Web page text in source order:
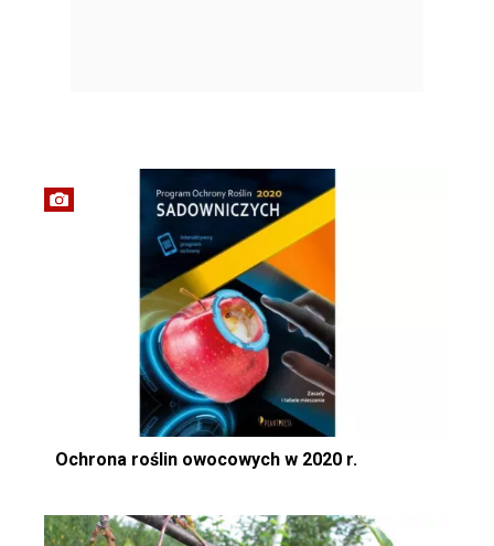
Ochrona roślin owocowych w 2020 r.